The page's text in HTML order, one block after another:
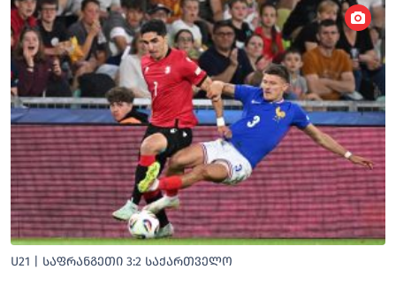
U21 | ᲡᲐᲤᲠᲐᲜᲒᲔᲗᲘ 3:2 ᲡᲐᲥᲐᲠᲗᲕᲔᲚᲝ